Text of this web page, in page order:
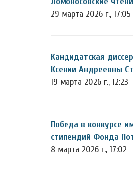
29 марта 2026 г., 17:05
Кандидатская
Ксении Андреевны
19 марта 2026 г., 12:23
Победа в конкурсе
стипендий Фонда
8 марта 2026 г., 17:02